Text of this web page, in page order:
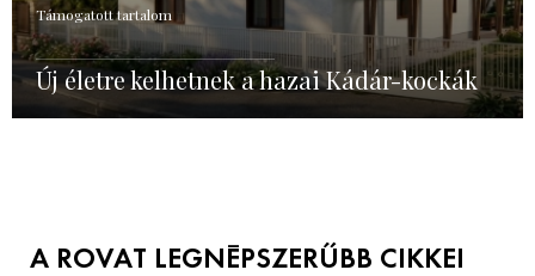
Támogatott tartalom
Új életre kelhetnek a hazai Kádár-kockák
A ROVAT LEGNÉPSZERŰBB CIKKEI